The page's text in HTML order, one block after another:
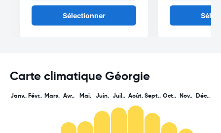
Sélectionner
Carte climatique Géorgie
Janv.. Févr.. Mars. Avr.. Mai. Juin. Juil.. Août. Sept.. Oct.. Nov.. Déc..